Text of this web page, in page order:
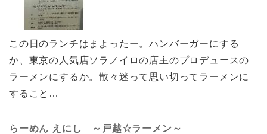
この日のランチはまよったー。ハンバーガーにする
か、東京の人気店ソラノイロの店主のプロデュースの
ラーメンにするか。散々迷って思い切ってラーメンに
すること…
らーめん えにし ～戸越☆ラーメン～